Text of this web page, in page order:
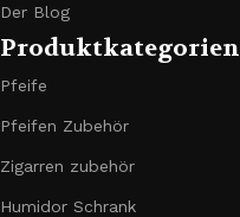
Der Blog
Produktkategorien
Pfeife
Pfeifen Zubehör
Zigarren zubehör
Humidor Schrank